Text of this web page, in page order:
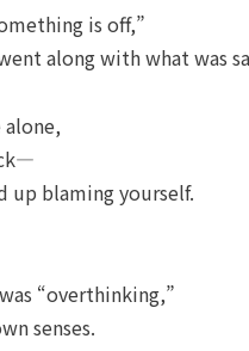
is off,”
along with what was
alone,
up blaming yourself.
“overthinking,”
senses.